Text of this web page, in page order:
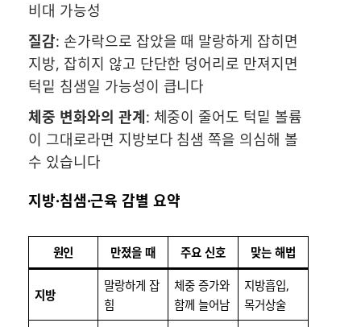
비대 가능성
질감: 손가락으로 잡았을 때 말랑하게 잡히면
지방, 잡히지 않고 단단한 덩어리로 만져지면
턱밑 침샘일 가능성이 큽니다
체중 변화와의 관계 : 체중이 줄어도 턱밑 볼륨
이 그대로라면 지방보다 침샘 쪽을 의심해 볼
수 있습니다
지방·침샘·근육 감별 요약
원인 만졌을 때 주요 신호 맞는 해법
지방
말랑하게 잡
힘
체중 증가와
함께 늘어남
지방흡입,
목거상술